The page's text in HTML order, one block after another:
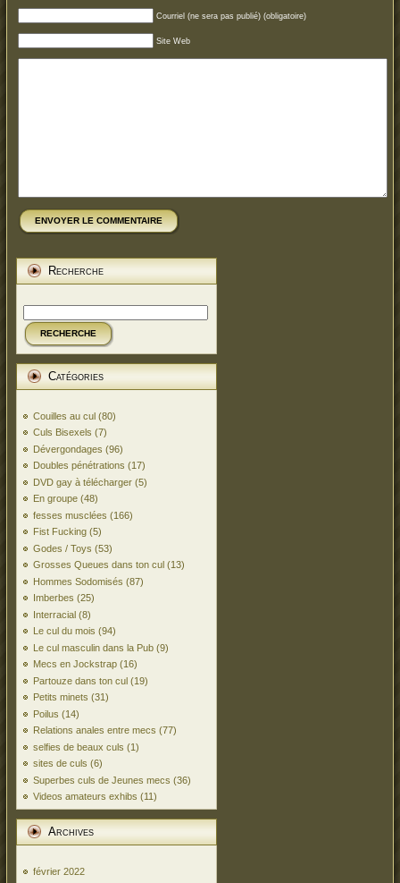
Courriel (ne sera pas publié) (obligatoire)
Site Web
ENVOYER LE COMMENTAIRE
Recherche
RECHERCHE
Catégories
Couilles au cul (80)
Culs Bisexels (7)
Dévergondages (96)
Doubles pénétrations (17)
DVD gay à télécharger (5)
En groupe (48)
fesses musclées (166)
Fist Fucking (5)
Godes / Toys (53)
Grosses Queues dans ton cul (13)
Hommes Sodomisés (87)
Imberbes (25)
Interracial (8)
Le cul du mois (94)
Le cul masculin dans la Pub (9)
Mecs en Jockstrap (16)
Partouze dans ton cul (19)
Petits minets (31)
Poilus (14)
Relations anales entre mecs (77)
selfies de beaux culs (1)
sites de culs (6)
Superbes culs de Jeunes mecs (36)
Videos amateurs exhibs (11)
Archives
février 2022